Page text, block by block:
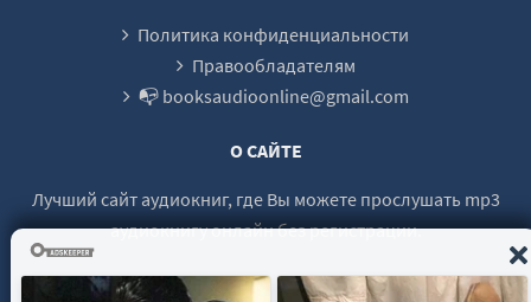
Глава_33
Глава_34
Глава_35
Политика конфиденциальности
Правообладателям
📭 booksaudioonline@gmail.com
О САЙТЕ
Лучший сайт аудиокниг, где Вы можете прослушать mp3
аудиокнигу онлайн без регистрации.